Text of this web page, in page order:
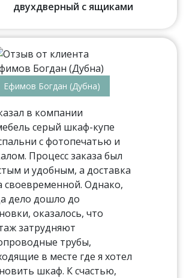
двухдверный с ящиками
Ефимов Богдан (Дубна)
в компании
серый шкаф-купе
с фотопечатью и
Процесс заказа был
и удобным, а доставка
своевременной. Однако,
дело дошло до
оказалось, что
затрудняют
трубы,
в месте где я хотел
шкаф. К счастью,